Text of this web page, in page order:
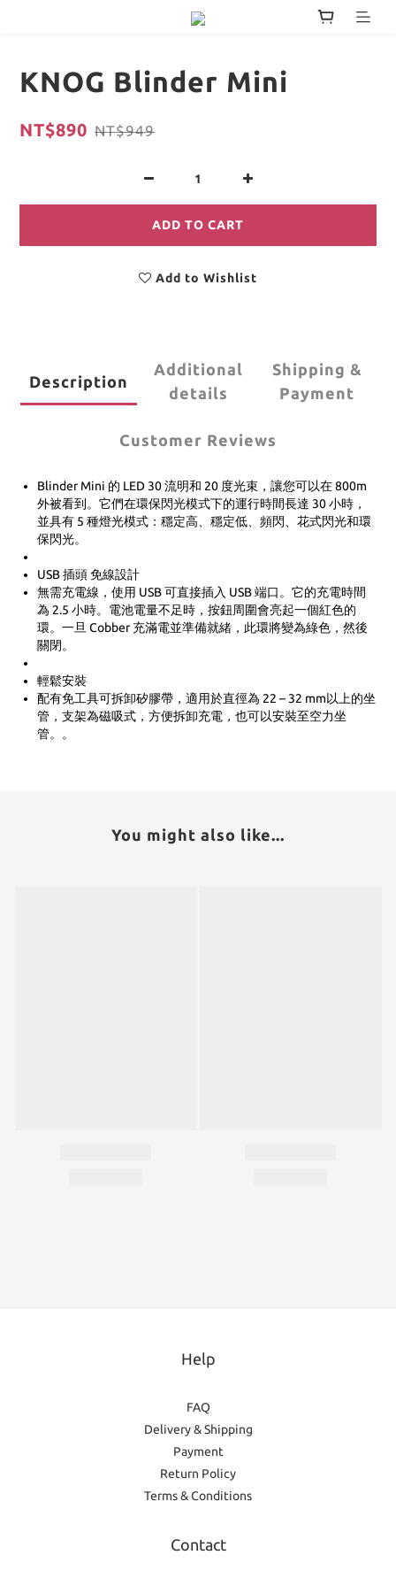
KNOG Blinder Mini
NT$890 NT$949
ADD TO CART
Add to Wishlist
Description
Additional
details
Shipping &
Payment
Customer Reviews
Blinder Mini 的 LED 30 流明和 20 度光束，讓您可以在 800m
外被看到。它們在環保閃光模式下的運行時間長達 30 小時，
並具有 5 種燈光模式：穩定高、穩定低、頻閃、花式閃光和環
保閃光。
USB 插頭 免線設計
無需充電線，使用 USB 可直接插入 USB 端口。它的充電時間
為 2.5 小時。電池電量不足時，按鈕周圍會亮起一個紅色的
環。一旦 Cobber 充滿電並準備就緒，此環將變為綠色，然後
關閉。
輕鬆安裝
配有免工具可拆卸矽膠帶，適用於直徑為 22 – 32 mm以上的坐
管，支架為磁吸式，方便拆卸充電，也可以安裝至空力坐
管。。
You might also like...
Help
FAQ
Delivery & Shipping
Payment
Return Policy
Terms & Conditions
Contact